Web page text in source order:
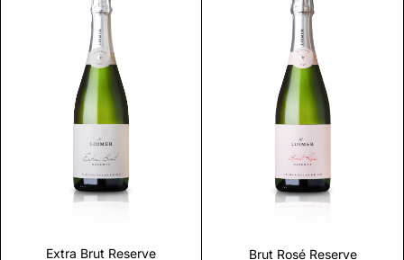
Extra Brut Reserve
Discover
Brut Rosé Reserve
Discover